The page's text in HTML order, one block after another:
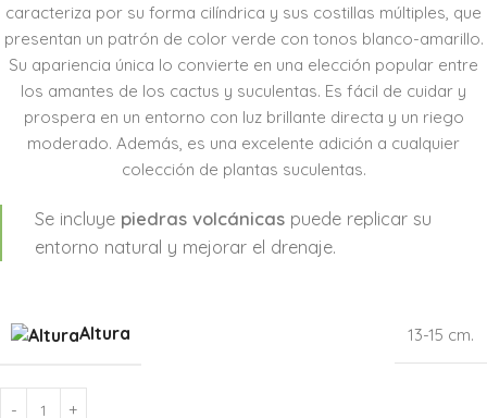
caracteriza por su forma cilíndrica y sus costillas múltiples, que
presentan un patrón de color verde con tonos blanco-amarillo.
Su apariencia única lo convierte en una elección popular entre
los amantes de los cactus y suculentas. Es fácil de cuidar y
prospera en un entorno con luz brillante directa y un riego
moderado. Además, es una excelente adición a cualquier
colección de plantas suculentas.
Se incluye piedras volcánicas puede replicar su
entorno natural y mejorar el drenaje.
Altura 13-15 cm.